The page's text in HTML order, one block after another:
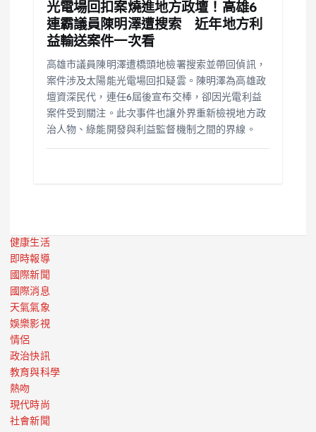
光電場回扣案燒進地方政壇！高雄6
連霸議員陳明澤遭搜索 近年地方利
益輸送案件一次看
高雄市議員陳明澤遭橋頭地檢署搜索並帶回偵訊，
案件涉及太陽能光電場回扣疑雲。陳明澤為高雄政
壇資深民代，連任6屆後宣布交棒，卻因光電利益
案件受到關注。此次事件也讓外界重新檢視地方政
治人物、綠能開發與利益監督機制之間的界線。
健康生活
即時報導
國際新聞
國際消息
天氣氣象
娛樂影視
情侶
政治快訊
教育與科學
熱吻
現代時尚
社會新聞